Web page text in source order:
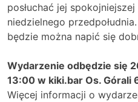
posłuchać jej
niedzielnego
będzie można napić się
Wydarzenie odbędzie się
13:00 w kiki.bar Os. Górali
Więcej informacji o